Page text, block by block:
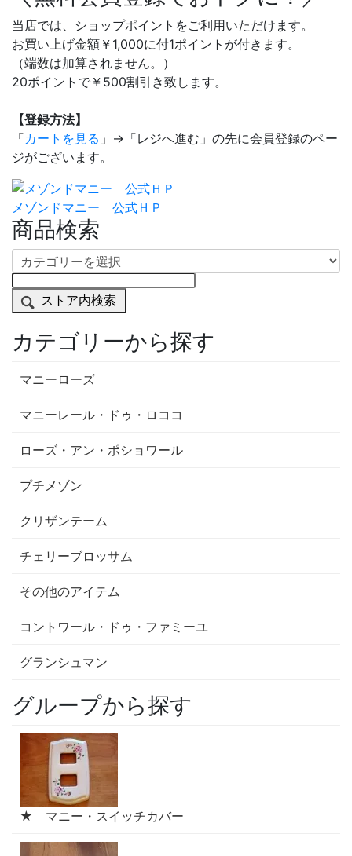
当店では、ショップポイントをご利用いただけます。
お買い上げ金額￥1,000に付1ポイントが付きます。
（端数は加算されません。）
20ポイントで￥500割引き致します。
【登録方法】
「カートを見る 」→「レジへ進む」の先に会員登録のペー
ジがございます。
メゾンドマニー 公式ＨＰ
商品検索
ストア内検索
カテゴリーから探す
マニーローズ
マニーレール・ドゥ・ロココ
ローズ・アン・ポショワール
プチメゾン
クリザンテーム
チェリーブロッサム
その他のアイテム
コントワール・ドゥ・ファミーユ
グランシュマン
グループから探す
★ マニー・スイッチカバー